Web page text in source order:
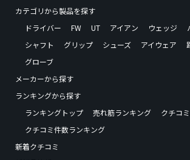
カテゴリから製品を探す
ドライバー
FW UT アイアン ウェッジ
シャフト
グリップ シューズ アイウェア
グローブ
メーカーから探す
ランキングから探す
ランキングトップ
売れ筋ランキング
クチコ
クチコミ件数ランキング
新着クチコミ